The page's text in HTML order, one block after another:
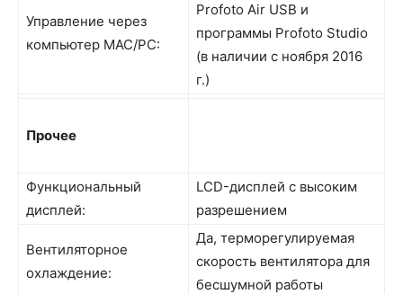
Управление через
компьютер MAC/PC:
Profoto Air USB и
программы Profoto Studio
(в наличии с ноября 2016
г.)
Прочее
Функциональный
дисплей:
LCD-дисплей с высоким
разрешением
Вентиляторное
охлаждение:
Да, терморегулируемая
скорость вентилятора для
бесшумной работы